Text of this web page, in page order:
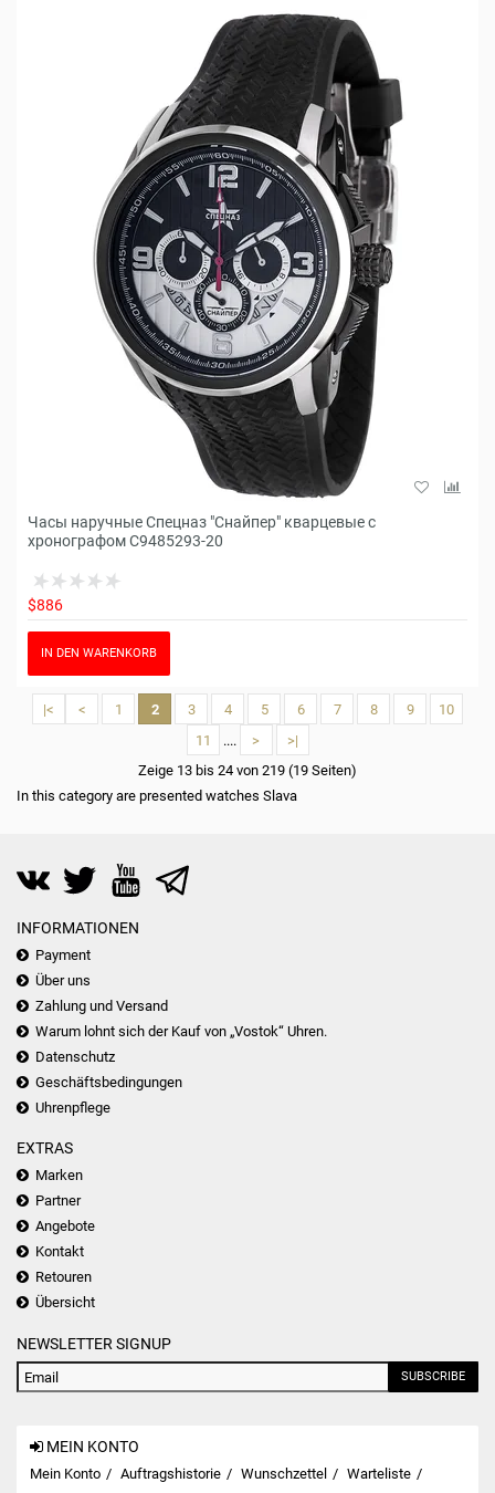
Часы наручные Спецназ "Снайпер" кварцевые с
хронографом С9485293-20
$886
IN DEN WARENKORB
|< < 1 2 3 4 5 6 7 8 9
10
11
.... >
>|
Zeige 13 bis 24 von 219 (19 Seiten)
In this category are presented watches Slava
INFORMATIONEN
Payment
Über uns
Zahlung und Versand
Warum lohnt sich der Kauf von „Vostok“ Uhren.
Datenschutz
Geschäftsbedingungen
Uhrenpflege
EXTRAS
Marken
Partner
Angebote
Kontakt
Retouren
Übersicht
NEWSLETTER SIGNUP
SUBSCRIBE
MEIN KONTO
Mein Konto Auftragshistorie Wunschzettel
Warteliste